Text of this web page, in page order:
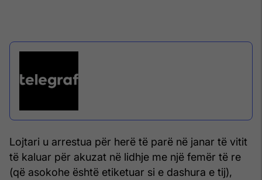
Lojtari u arrestua për herë të parë në janar të vitit
të kaluar për akuzat në lidhje me një femër të re
(që asokohe është etiketuar si e dashura e tij),